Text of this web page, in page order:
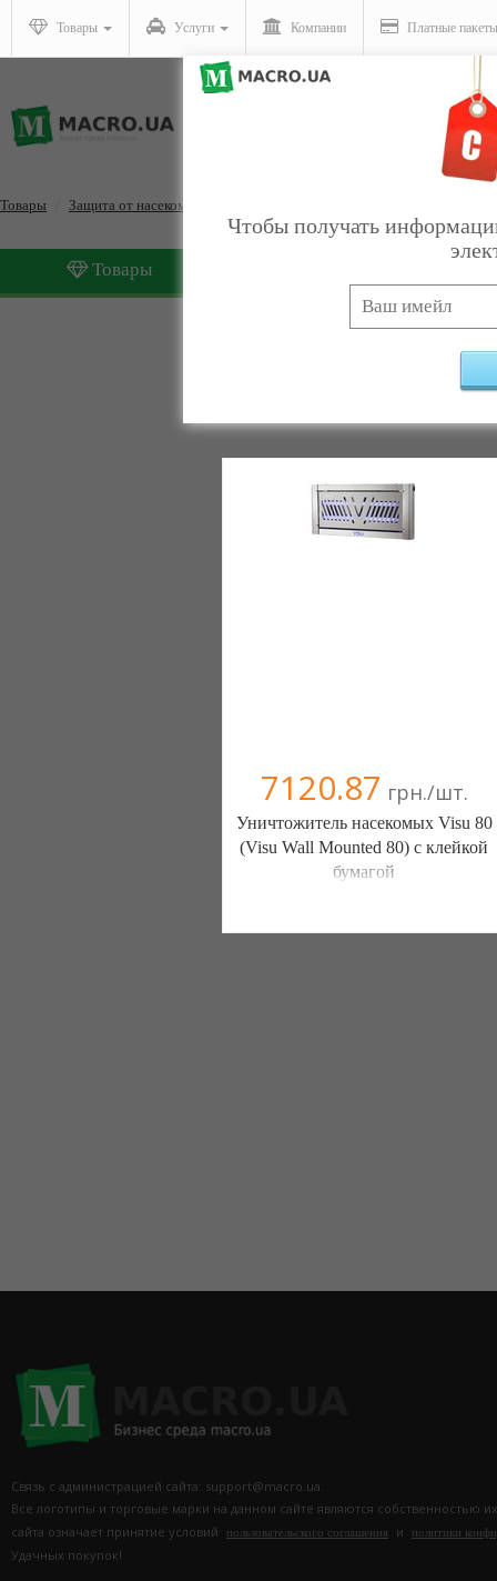
Товары Услуги Компании Платные пакеты
Товары Защита от насекомых и грызунов
Товары
Отпугиватели и
7120.87 грн./шт.
Уничтожитель насекомых Visu 80
(Visu Wall Mounted 80) с клейкой
бумагой
5 отзыв(а), 100% положительных
Связь с администрацией сайта: support@macro.ua.
Все логотипы и торговые марки на данном сайте являются собственностью
сайта означает принятие условий
пользовательского соглашения и политики
Удачных покупок!
Чтобы получать